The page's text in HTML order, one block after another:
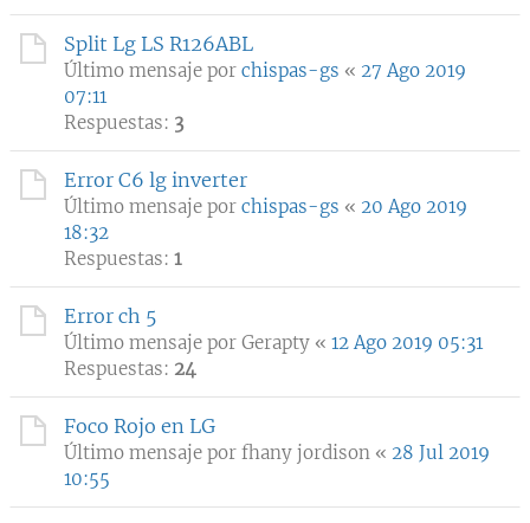
Split Lg LS R126ABL
Último mensaje por chispas-gs « 27 Ago 2019
07:11
Respuestas: 3
Error C6 lg inverter
Último mensaje por chispas-gs « 20 Ago 2019
18:32
Respuestas: 1
Error ch 5
Último mensaje por Gerapty « 12 Ago 2019 05:31
Respuestas: 24
Foco Rojo en LG
Último mensaje por fhany jordison « 28 Jul 2019
10:55